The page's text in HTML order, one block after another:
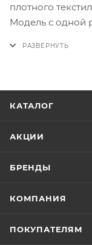
плотного
Модель с одной
КАТАЛОГ
АКЦИИ
БРЕНДЫ
КОМПАНИЯ
ПОКУПАТЕЛЯМ